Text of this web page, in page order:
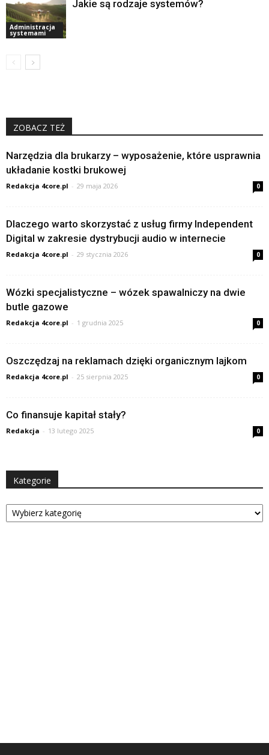
Administracja
systemami
Jakie są rodzaje systemów?
ZOBACZ TEŻ
Narzędzia dla brukarzy – wyposażenie, które usprawnia
układanie kostki brukowej
Redakcja 4core.pl - 29 maja 2026 0
Dlaczego warto skorzystać z usług firmy Independent
Digital w zakresie dystrybucji audio w internecie
Redakcja 4core.pl - 29 stycznia 2026 0
Wózki specjalistyczne – wózek spawalniczy na dwie
butle gazowe
Redakcja 4core.pl - 1 grudnia 2025 0
Oszczędzaj na reklamach dzięki organicznym lajkom
Redakcja 4core.pl - 25 sierpnia 2025 0
Co finansuje kapitał stały?
Redakcja - 13 lutego 2025 0
Kategorie
Kategorie